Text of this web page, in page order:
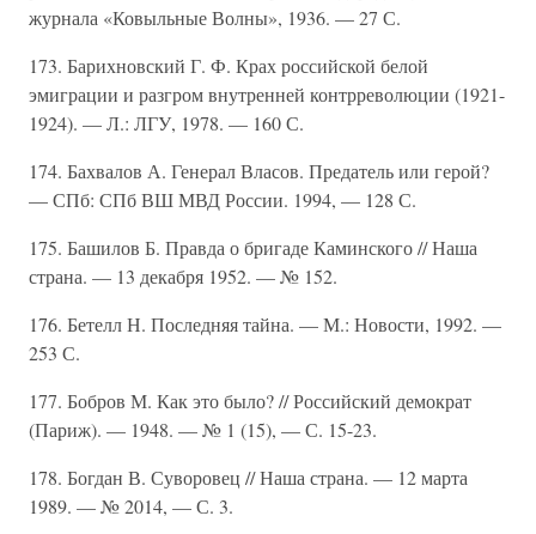
журнала «Ковыльные Волны», 1936. — 27 С.
173. Барихновский Г. Ф. Крах российской белой
эмиграции и разгром внутренней контрреволюции (1921-
1924). — Л.: ЛГУ, 1978. — 160 С.
174. Бахвалов А. Генерал Власов. Предатель или герой?
— СПб: СПб ВШ МВД России. 1994, — 128 С.
175. Башилов Б. Правда о бригаде Каминского // Наша
страна. — 13 декабря 1952. — № 152.
176. Бетелл Н. Последняя тайна. — М.: Новости, 1992. —
253 С.
177. Бобров М. Как это было? // Российский демократ
(Париж). — 1948. — № 1 (15), — С. 15-23.
178. Богдан В. Суворовец // Наша страна. — 12 марта
1989. — № 2014, — С. 3.